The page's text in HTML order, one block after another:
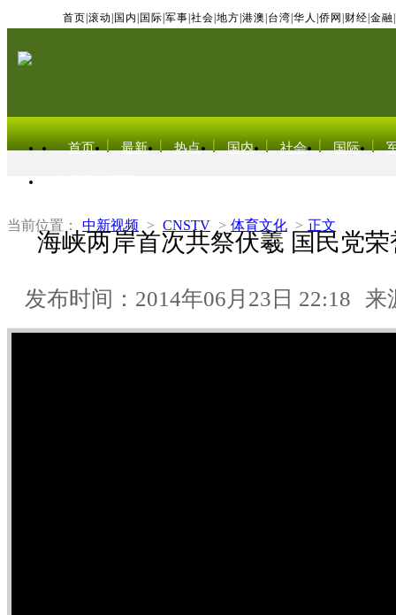
首页 滚动 国内 国际 军事 社会 地方 港澳 台湾 华人 侨网 财经 金融
首页 最新 热点 国内 社会 国际
当前位置： 中新视频 > CNSTV > 体育文化 > 正文
海峡两岸首次共祭伏羲 国民党
发布时间：2014年06月23日 22:18 来